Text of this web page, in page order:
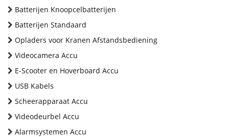
Batterijen Knoopcelbatterijen
Batterijen Standaard
Opladers voor Kranen Afstandsbediening
Videocamera Accu
E-Scooter en Hoverboard Accu
USB Kabels
Scheerapparaat Accu
Videodeurbel Accu
Alarmsystemen Accu